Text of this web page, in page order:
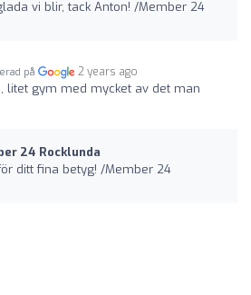
vi blir, tack Anton! /Member 24
på 2 years ago
litet gym med mycket av det man
24 Rocklunda
ditt fina betyg! /Member 24